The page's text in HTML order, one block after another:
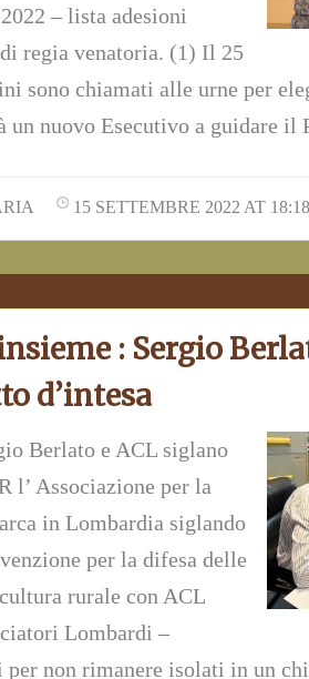
– lista adesioni
regia venatoria. (1) Il 25
sono chiamati alle urne per
un nuovo Esecutivo a guidare
15 SETTEMBRE 2022 AT 18:18
: Sergio
d’intesa
Berlato e ACL siglano
l’ Associazione per la
in Lombardia siglando
per la difesa delle
rurale con ACL
Lombardi –
per non rimanere isolati in un